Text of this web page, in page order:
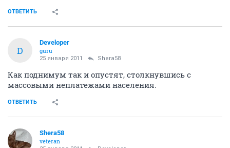
ОТВЕТИТЬ
D
Developer
guru
25 января 2011 Shera58
Как поднимум так и опустят, столкнувшись с
массовыми неплатежами населения.
ОТВЕТИТЬ
Shera58
veteran